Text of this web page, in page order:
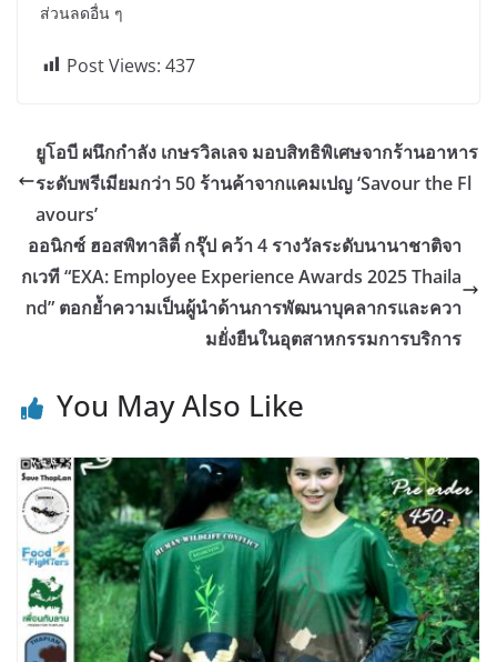
ส่วนลดอื่น ๆ
Post Views: 437
ยูโอบี ผนึกกำลัง เกษรวิลเลจ มอบสิทธิพิเศษจากร้านอาหาร
ระดับพรีเมียมกว่า 50 ร้านค้าจากแคมเปญ ‘Savour the Fl
avours’
ออนิกซ์ ฮอสพิทาลิตี้ กรุ๊ป คว้า 4 รางวัลระดับนานาชาติจา
กเวที “EXA: Employee Experience Awards 2025 Thaila
nd” ตอกย้ำความเป็นผู้นำด้านการพัฒนาบุคลากรและควา
มยั่งยืนในอุตสาหกรรมการบริการ
You May Also Like